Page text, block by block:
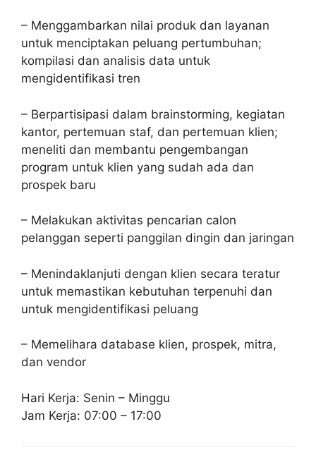
– Menggambarkan nilai produk dan layanan
untuk menciptakan peluang pertumbuhan;
kompilasi dan analisis data untuk
mengidentifikasi tren
– Berpartisipasi dalam brainstorming, kegiatan
kantor, pertemuan staf, dan pertemuan klien;
meneliti dan membantu pengembangan
program untuk klien yang sudah ada dan
prospek baru
– Melakukan aktivitas pencarian calon
pelanggan seperti panggilan dingin dan jaringan
– Menindaklanjuti dengan klien secara teratur
untuk memastikan kebutuhan terpenuhi dan
untuk mengidentifikasi peluang
– Memelihara database klien, prospek, mitra,
dan vendor
Hari Kerja: Senin – Minggu
Jam Kerja: 07:00 – 17:00